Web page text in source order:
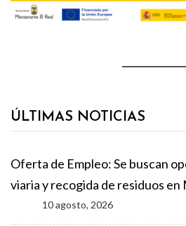
ÚLTIMAS NOTICIAS
Oferta de Empleo: Se buscan
viaria y recogida de residuos en
10 agosto, 2026